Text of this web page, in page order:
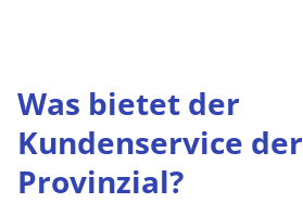
Was bietet der
Kundenservice der
Provinzial?